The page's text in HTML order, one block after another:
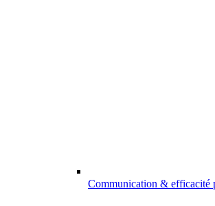
Communication & efficacité